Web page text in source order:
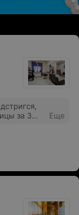
за 3
Еще